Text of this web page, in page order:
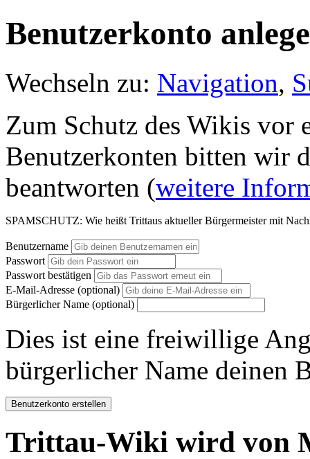
Benutzerkonto
Wechseln zu: Navigation,
Zum Schutz des Wikis vor
Benutzerkonten bitten wir
beantworten (weitere
SPAMSCHUTZ: Wie heißt Trittaus aktueller Bürgermeister mit
Benutzername
Passwort
Passwort bestätigen
E-Mail-Adresse (optional)
Bürgerlicher Name (optional)
Dies ist eine freiwillige
bürgerlicher Name deinen
Trittau-Wiki wird von